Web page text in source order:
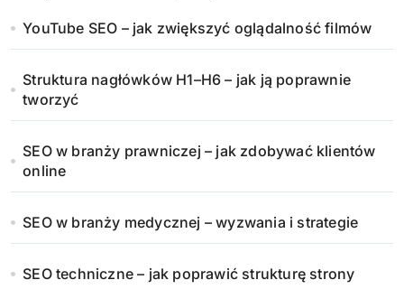
YouTube SEO – jak zwiększyć oglądalność filmów
Struktura nagłówków H1–H6 – jak ją poprawnie
tworzyć
SEO w branży prawniczej – jak zdobywać klientów
online
SEO w branży medycznej – wyzwania i strategie
SEO techniczne – jak poprawić strukturę strony